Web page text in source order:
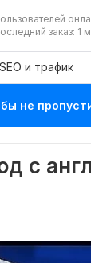
заказ: 1
SEO и трафик
не
с